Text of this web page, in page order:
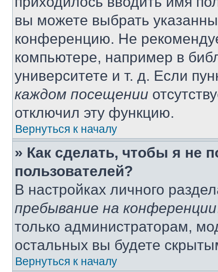
вы можете выбрать
конференцию. Не
компьютере, например в
университете и т. д. Если
каждом посещении
отключил эту функцию.
Вернуться к началу
» Как сделать, чтобы я не
пользователей?
В настройках личного
пребывание на конференции
только администраторам,
остальных вы будете
Вернуться к началу